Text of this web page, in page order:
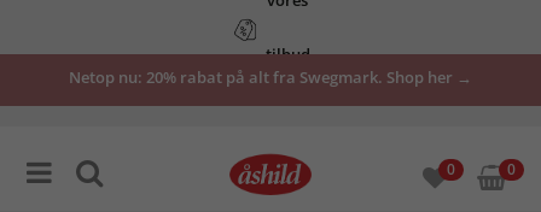
tilbud
her
Netop nu: 20% rabat på alt fra Swegmark. Shop her →
0 0